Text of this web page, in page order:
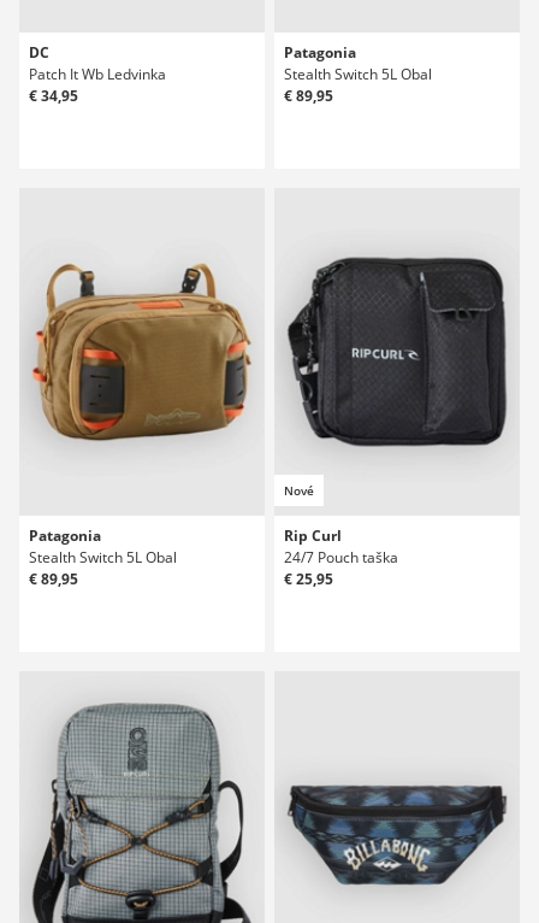
DC
Patch It Wb Ledvinka
€ 34,95
Patagonia
Stealth Switch 5L Obal
€ 89,95
Patagonia
Stealth Switch 5L Obal
€ 89,95
Nové
Rip Curl
24/7 Pouch taška
€ 25,95